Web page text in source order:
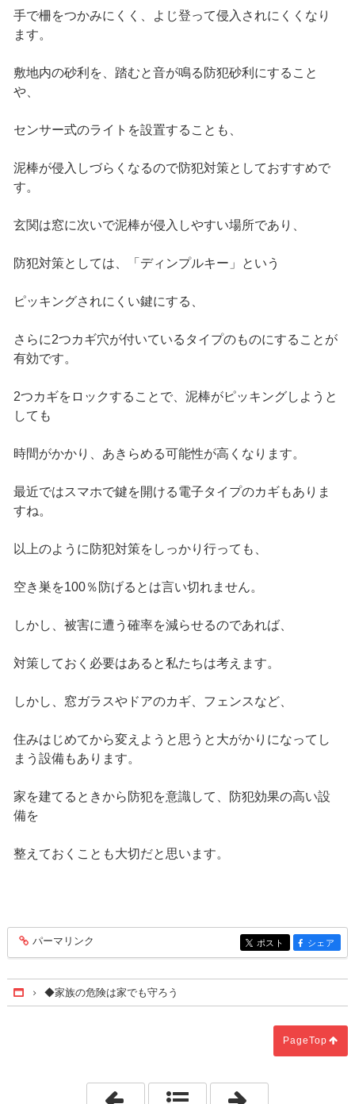
手で柵をつかみにくく、よじ登って侵入されにくくなり
ます。
敷地内の砂利を、踏むと音が鳴る防犯砂利にすること
や、
センサー式のライトを設置することも、
泥棒が侵入しづらくなるので防犯対策としておすすめで
す。
玄関は窓に次いで泥棒が侵入しやすい場所であり、
防犯対策としては、「ディンプルキー」という
ピッキングされにくい鍵にする、
さらに2つカギ穴が付いているタイプのものにすることが
有効です。
2つカギをロックすることで、泥棒がピッキングしようと
しても
時間がかかり、あきらめる可能性が高くなります。
最近ではスマホで鍵を開ける電子タイプのカギもありま
すね。
以上のように防犯対策をしっかり行っても、
空き巣を100％防げるとは言い切れません。
しかし、被害に遭う確率を減らせるのであれば、
対策しておく必要はあると私たちは考えます。
しかし、窓ガラスやドアのカギ、フェンスなど、
住みはじめてから変えようと思うと大がかりになってし
まう設備もあります。
家を建てるときから防犯を意識して、防犯効果の高い設
備を
整えておくことも大切だと思います。
entry184
パーマリンク entry184
ポスト entry184
シェア
Home◆家族の危険は家でも守ろう
PageTop
「防災意識を高めるために考えよう」